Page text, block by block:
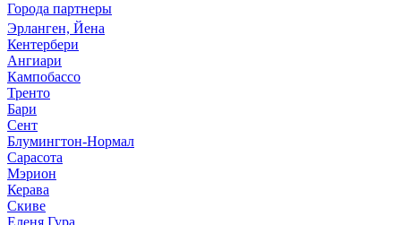
Города партнеры
Эрланген, Йена
Кентербери
Ангиари
Кампобассо
Тренто
Бари
Сент
Блумингтон-Нормал
Сарасота
Мэрион
Керава
Скиве
Еленя Гура